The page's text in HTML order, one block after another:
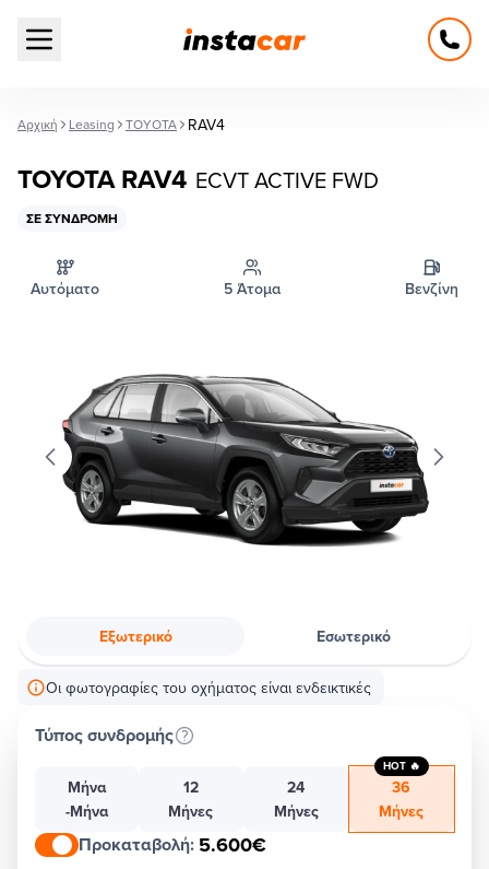
Open main menu
Αρχική Leasing TOYOTA RAV4
TOYOTA RAV4 ECVT ACTIVE FWD
ΣΕ ΣΥΝΔΡΟΜΉ
Αυτόματο 5 Άτομα Βενζίνη
Εξωτερικό Εσωτερικό
Οι φωτογραφίες του οχήματος είναι ενδεικτικές
Τύπος συνδρομής
Μήνα
-Μήνα
12
Μήνες
24
Μήνες
36
Μήνες
HOT 🔥
Προκαταβολή: 5.600€